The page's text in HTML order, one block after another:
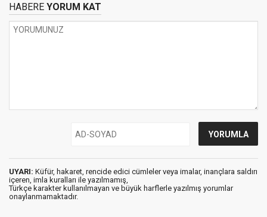
HABERE YORUM KAT
UYARI: Küfür, hakaret, rencide edici cümleler veya imalar, inançlara saldırı
içeren, imla kuralları ile yazılmamış,
Türkçe karakter kullanılmayan ve büyük harflerle yazılmış yorumlar
onaylanmamaktadır.